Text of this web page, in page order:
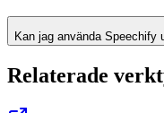
Kan jag använda Speechify
Relaterade